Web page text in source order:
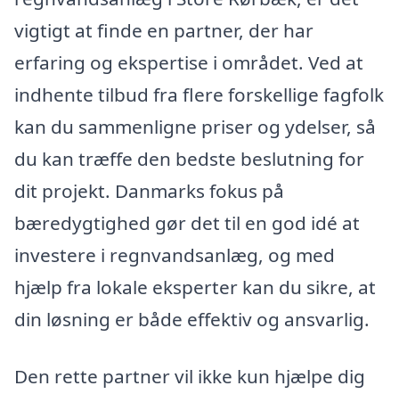
vigtigt at finde en partner, der har
erfaring og ekspertise i området. Ved at
indhente tilbud fra flere forskellige fagfolk
kan du sammenligne priser og ydelser, så
du kan træffe den bedste beslutning for
dit projekt. Danmarks fokus på
bæredygtighed gør det til en god idé at
investere i regnvandsanlæg, og med
hjælp fra lokale eksperter kan du sikre, at
din løsning er både effektiv og ansvarlig.
Den rette partner vil ikke kun hjælpe dig